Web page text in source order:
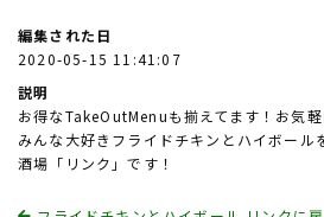
編集された日
2020-05-15 11:41:07
説明
お得なTakeOutMenuも揃えてます！お気
みんな大好きフライドチキンとハイボール
酒場「リンク」です！